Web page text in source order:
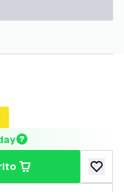
añadir